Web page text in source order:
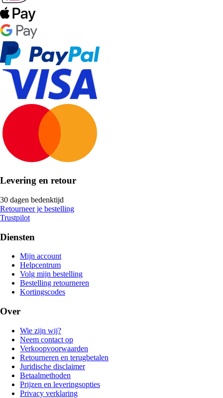
Levering en retour
30 dagen bedenktijd
Retourneer je bestelling
Trustpilot
Diensten
Mijn account
Helpcentrum
Volg mijn bestelling
Bestelling retourneren
Kortingscodes
Over
Wie zijn wij?
Neem contact op
Verkoopvoorwaarden
Retourneren en terugbetalen
Juridische disclaimer
Betaalmethoden
Prijzen en leveringsopties
Privacy verklaring